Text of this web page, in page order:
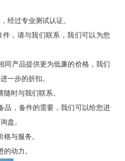
经过专业测试认证。
，请与我们联系，我们可以为您
同产品提供更为低廉的价格，我们
一步的折扣。
时与我们联系。
品，备件的需要，我们可以给您进
盘。
与服务。
动力。